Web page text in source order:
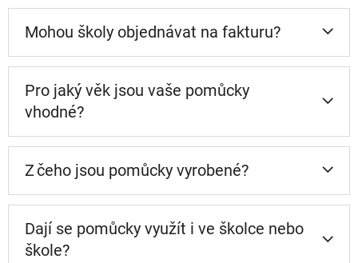
Mohou školy objednávat na fakturu?
Pro jaký věk jsou vaše pomůcky
vhodné?
Z čeho jsou pomůcky vyrobené?
Dají se pomůcky využít i ve školce nebo
škole?